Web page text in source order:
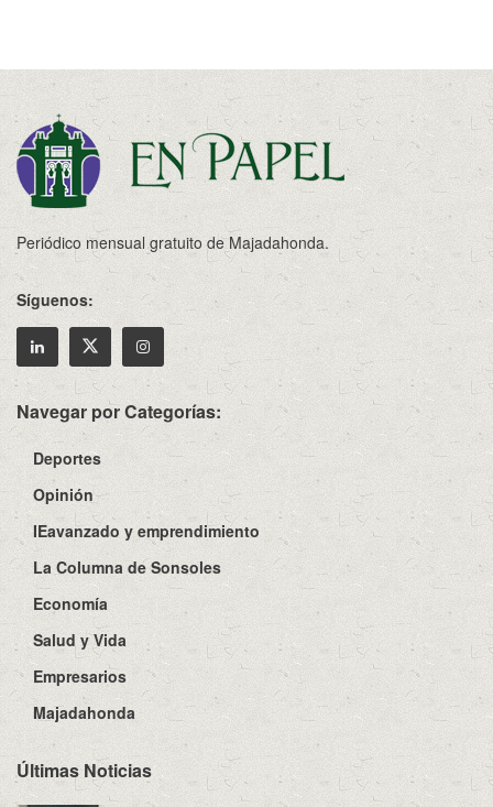
Periódico mensual gratuito de Majadahonda.
Síguenos:
Navegar por Categorías:
Deportes
Opinión
IEavanzado y emprendimiento
La Columna de Sonsoles
Economía
Salud y Vida
Empresarios
Majadahonda
Últimas Noticias